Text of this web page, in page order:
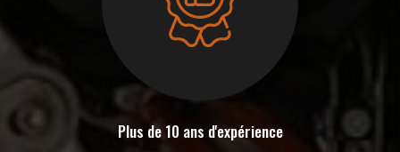
Plus de 10 ans d'expérience